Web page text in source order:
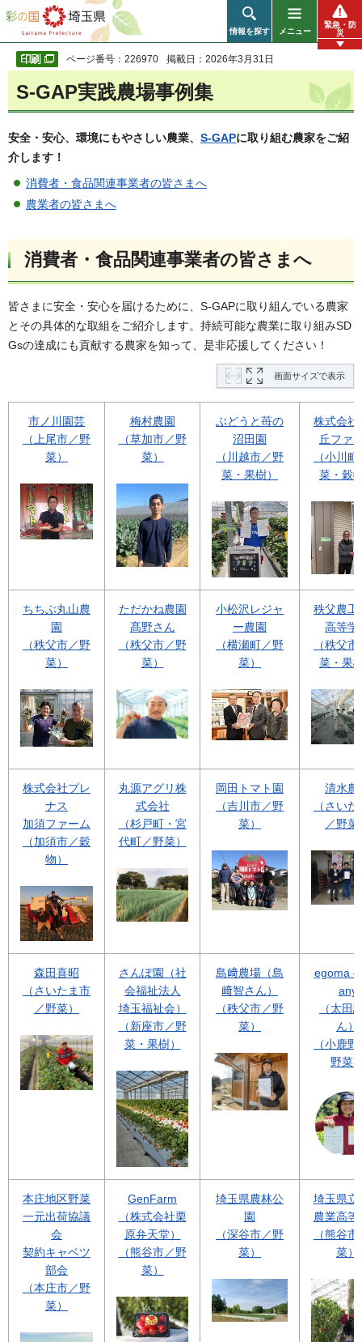
彩の国 埼玉県
情報を探す メニュー
緊急・防
災
ページ番号：226970 掲載日：2026年3月31日
S-GAP実践農場事例集
安全・安心、環境にもやさしい農業、 S-GAPに取り組む農家をご紹
介します！
消費者・食品関連事業者の皆さまへ
農業者の皆さまへ
消費者・食品関連事業者の皆さまへ
皆さまに安全・安心を届けるために、S-GAPに取り組んでいる農家
とその具体的な取組をご紹介します。持続可能な農業に取り組みSD
Gsの達成にも貢献する農家を知って、是非応援してください！
画面サイズで表示
市ノ川園芸
（上尾市／野
菜）
梅村農園
（草加市／野
菜）
ぶどうと苺の
沼田園
（川越市／野
菜・果樹）
株式会社
丘ファ
（小川
菜・穀
ちちぶ丸山農
園
（秩父市／野
菜）
ただかね農園
髙野さん
（秩父市／野
菜）
小松沢レジャ
ー農園
（横瀬町／野
菜）
秩父農工
高等学
（秩父
菜・果
株式会社プレ
ナス
加須ファーム
（加須市／穀
物）
丸源アグリ株
式会社
（杉戸町・宮
代町／野菜）
岡田トマト園
（吉川市／野
菜）
清水農
（さい
／野菜
森田喜昭
（さいたま市
／野菜）
さんぽ園（社
会福祉法人
埼玉福祉会）
（新座市／野
菜・果樹）
島﨑農場（島
﨑智さん）
（秩父市／野
菜）
egoma
any
（太田
ん）
（小鹿
野菜
本庄地区野菜
一元出荷協議
会
契約キャベツ
部会
（本庄市／野
菜）
GenFarm
（株式会社栗
原弁天堂）
（熊谷市／野
菜）
埼玉県農林公
園
（深谷市／野
菜）
埼玉県立
農業高等
（熊谷
菜）